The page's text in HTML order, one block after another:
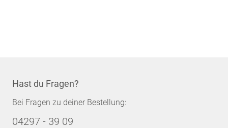
Hast du Fragen?
Bei Fragen zu deiner Bestellung:
04297 - 39 09